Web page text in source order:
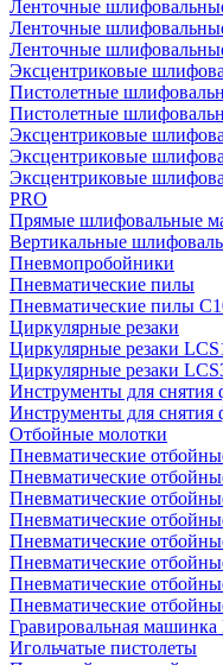
Ленточные
Ленточные
Ленточные
Эксцентриковые
Пистолетные
Пистолетные
Эксцентриковые
Эксцентриковые
Эксцентриковые
PRO
Прямые шлифовальные
Вертикальные
Пневмопробойники
Пневматические пилы
Пневматические пилы
Циркулярные резаки
Циркулярные резаки
Циркулярные резаки
Инструменты для снятия
Инструменты для снятия
Отбойные молотки
Пневматические
Пневматические
Пневматические
Пневматические
Пневматические
Пневматические
Пневматические
Пневматические
Гравировальная машинка
Игольчатые пистолеты